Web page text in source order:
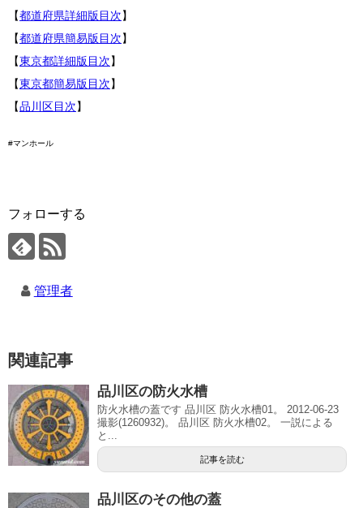
【都道府県詳細版目次】
【都道府県簡易版目次】
【東京都詳細版目次】
【東京都簡易版目次】
【品川区目次】
#マンホール
フォローする
管理者
関連記事
品川区の防火水槽
防火水槽の蓋です 品川区 防火水槽01。 2012-06-23
撮影(1260932)。 品川区 防火水槽02。 一説による
と...
記事を読む
品川区のその他の蓋